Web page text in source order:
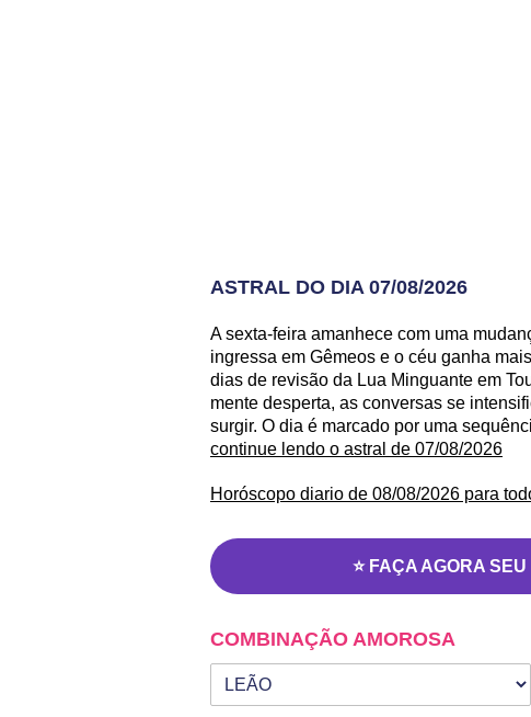
ASTRAL DO DIA 07/08/2026
A sexta-feira amanhece com uma
ingressa em Gêmeos e o céu ganha
dias de revisão da Lua Minguante em
mente desperta, as conversas se
surgir. O dia é marcado por uma
continue lendo o astral de 07/08/2026
Horóscopo diario de 08/08/2026 para
⭐ FAÇA AGORA
COMBINAÇÃO AMOROSA
Seu signo
Signo da outra pessoa